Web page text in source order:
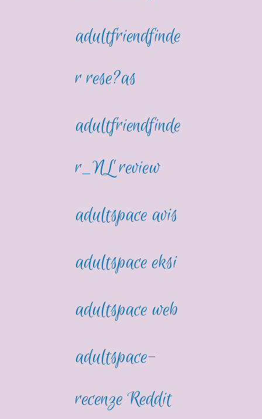
adultfriendfinde
r rese?as
adultfriendfinde
r_NL review
adultspace avis
adultspace eksi
adultspace web
adultspace-
recenze Reddit